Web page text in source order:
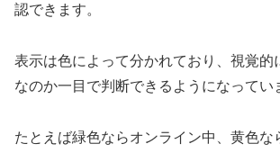
認できます。
表示は色によって分かれており、視覚的
なのか一目で判断できるようになってい
たとえば緑色ならオンライン中、黄色な